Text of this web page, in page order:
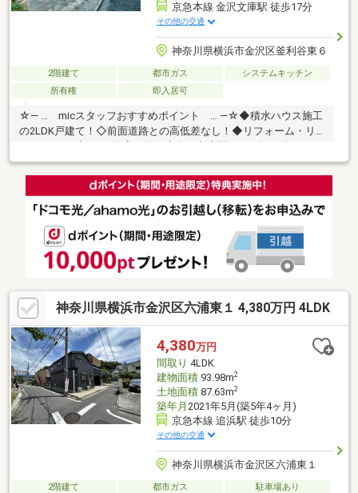
京急本線 金沢文庫駅 徒歩17分
その他の交通
神奈川県横浜市金沢区釜利谷東６
2階建て 都市ガス
システムキッチン
所有権
即入居可
☆― … micスタッフおすすめポイント … ―☆◆積水ハウス施工
の2LDK戸建て！◇前面道路との高低差なし！◆リフォーム・リノ
金沢区周辺の物件情報なら地域密着創業48年のmic三春情報セン
ター金沢八景店へお任せください！ムリなく、後悔なく。“ちょう
どいい”マイホーム選びをサポートいたします！「住宅ローンって
いくら借りられる？」「頭金ゼロでも買える？」「手狭になった
お応えいたします！
神奈川県横浜市金沢区六浦東１ 4,380万円 4LDK
4,380万円
間取り 4LDK
建物面積93.98m2
土地面積87.63m2
築年月 2021年5月(築5年4ヶ月)
京急本線 追浜駅 徒歩10分
その他の交通
神奈川県横浜市金沢区六浦東１
2階建て 都市ガス
駐車場あり